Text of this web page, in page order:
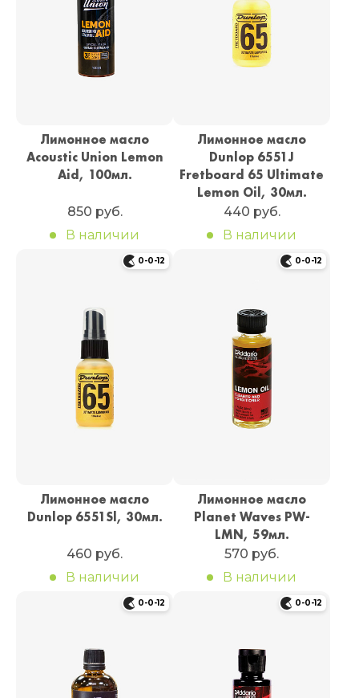
Лимонное масло
Acoustic Union Lemon
Aid, 100мл.
850 руб.
В наличии
Лимонное масло
Dunlop 6551J
Fretboard 65 Ultimate
Lemon Oil, 30мл.
440 руб.
В наличии
0-0-12
Лимонное масло
Dunlop 6551Sl, 30мл.
460 руб.
В наличии
0-0-12
Лимонное масло
Planet Waves PW-
LMN, 59мл.
570 руб.
В наличии
0-0-12 0-0-12